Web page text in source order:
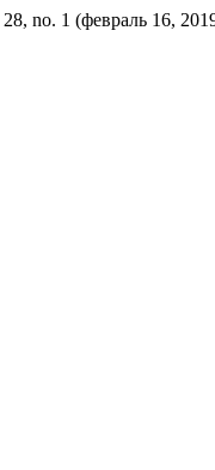
28, no. 1 (февраль 16,